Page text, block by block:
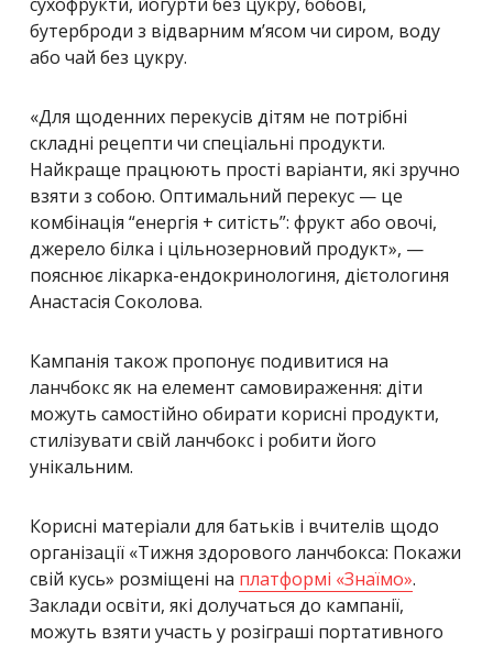
бутерброди з відварним м’ясом чи сиром, воду
або чай без цукру.
«Для щоденних перекусів дітям не потрібні
складні рецепти чи спеціальні продукти.
Найкраще працюють прості варіанти, які зручно
взяти з собою. Оптимальний перекус — це
комбінація “енергія + ситість”: фрукт або овочі,
джерело білка і цільнозерновий продукт», —
пояснює лікарка-ендокринологиня, дієтологиня
Анастасія Соколова.
Кампанія також пропонує подивитися на
ланчбокс як на елемент самовираження: діти
можуть самостійно обирати корисні продукти,
стилізувати свій ланчбокс і робити його
унікальним.
Корисні матеріали для батьків і вчителів щодо
організації «Тижня здорового ланчбокса: Покажи
свій кусь» розміщені на платформі «Знаїмо».
Заклади освіти, які долучаться до кампанії,
можуть взяти участь у розіграші портативного